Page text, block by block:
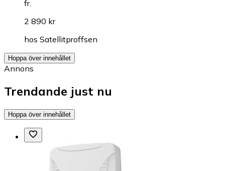
fr.
2 890 kr
hos Satellitproffsen
Hoppa över innehållet
Annons
Trendande just nu
Hoppa över innehållet